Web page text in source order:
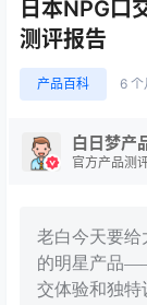
日本NPG口
测评报告
产品百科 6
白日梦产
官方产品测
老白今天要给
的明星产品
交体验和独特